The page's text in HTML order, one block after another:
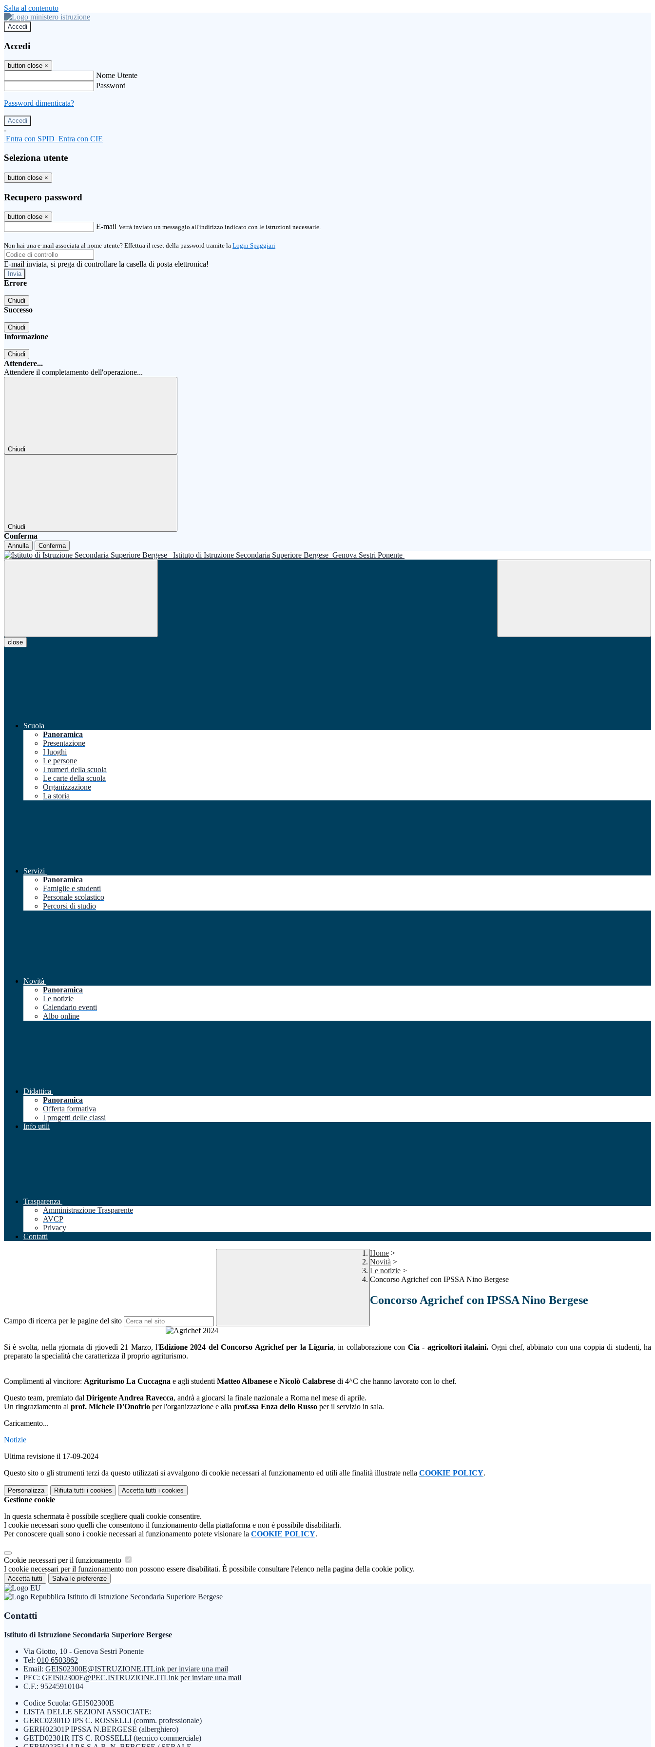
Salta al contenuto
Accedi
Accedi
button close ×
Nome Utente
Password
Password dimenticata?
-
Entra con SPID Entra con CIE
Seleziona utente
button close ×
Recupero password
button close ×
E-mail Verrà inviato un messaggio all'indirizzo indicato con le istruzioni necessarie.
Non hai una e-mail associata al nome utente? Effettua il reset della password tramite la Login Spaggiari
E-mail inviata, si prega di controllare la casella di posta elettronica!
Errore
Chiudi
Successo
Chiudi
Informazione
Chiudi
Attendere...
Attendere il completamento dell'operazione...
Chiudi
Chiudi
Conferma
Annulla Conferma
Istituto di Istruzione Secondaria Superiore Bergese Genova Sestri Ponente
close
Scuola
Panoramica
Presentazione
I luoghi
Le persone
I numeri della scuola
Le carte della scuola
Organizzazione
La storia
Servizi
Panoramica
Famiglie e studenti
Personale scolastico
Percorsi di studio
Novità
Panoramica
Le notizie
Calendario eventi
Albo online
Didattica
Panoramica
Offerta formativa
I progetti delle classi
Info utili
Trasparenza
Amministrazione Trasparente
AVCP
Privacy
Contatti
Campo di ricerca per le pagine del sito
Home >
Novità >
Le notizie >
Concorso Agrichef con IPSSA Nino Bergese
Concorso Agrichef con IPSSA Nino Bergese
Si è svolta, nella giornata di giovedì 21 Marzo, l'Edizione 2024 del Concorso Agrichef per la Liguria, in collaborazione con Cia - agricoltori italaini. Ogni chef, abbinato con una coppia di studenti, ha
preparato la specialità che caratterizza il proprio agriturismo.
Complimenti al vincitore: Agriturismo La Cuccagna e agli studenti Matteo Albanese e Nicolò Calabrese di 4^C che hanno lavorato con lo chef.
Questo team, premiato dal Dirigente Andrea Ravecca, andrà a giocarsi la finale nazionale a Roma nel mese di aprile.
Un ringraziamento al prof. Michele D'Onofrio per l'organizzazione e alla prof.ssa Enza dello Russo per il servizio in sala.
Caricamento...
Notizie
Ultima revisione il 17-09-2024
Questo sito o gli strumenti terzi da questo utilizzati si avvalgono di cookie necessari al funzionamento ed utili alle finalità illustrate nella COOKIE POLICY.
Personalizza Rifiuta tutti i cookies Accetta tutti i cookies
Gestione cookie
In questa schermata è possibile scegliere quali cookie consentire.
I cookie necessari sono quelli che consentono il funzionamento della piattaforma e non è possibile disabilitarli.
Per conoscere quali sono i cookie necessari al funzionamento potete visionare la COOKIE POLICY.
Cookie necessari per il funzionamento
I cookie necessari per il funzionamento non possono essere disabilitati. È possibile consultare l'elenco nella pagina della cookie policy.
Accetta tutti Salva le preferenze
Istituto di Istruzione Secondaria Superiore Bergese
Contatti
Istituto di Istruzione Secondaria Superiore Bergese
Via Giotto, 10 - Genova Sestri Ponente
Tel: 010 6503862
Email: GEIS02300E@ISTRUZIONE.ITLink per inviare una mail
PEC: GEIS02300E@PEC.ISTRUZIONE.ITLink per inviare una mail
C.F.: 95245910104
Codice Scuola: GEIS02300E
LISTA DELLE SEZIONI ASSOCIATE:
GERC02301D IPS C. ROSSELLI (comm. professionale)
GERH02301P IPSSA N.BERGESE (alberghiero)
GETD02301R ITS C. ROSSELLI (tecnico commerciale)